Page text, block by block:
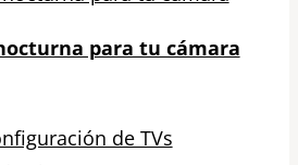
para tu cámara